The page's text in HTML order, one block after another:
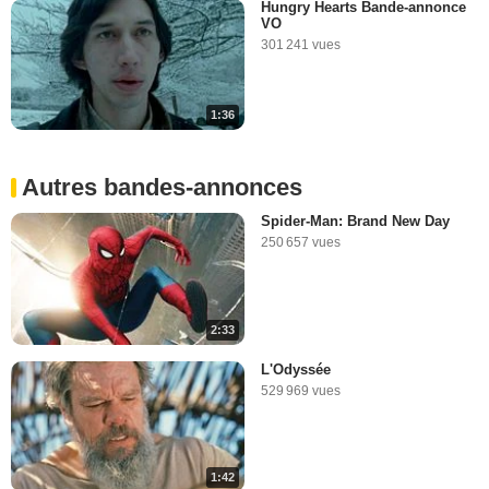
1:36
Hungry Hearts Bande-annonce
VO
301 241 vues
Autres bandes-annonces
2:33
Spider-Man: Brand New Day
250 657 vues
1:42
L'Odyssée
529 969 vues